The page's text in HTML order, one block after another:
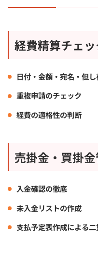
経費精算チェ
日付・金額・宛名・但
重複申請のチェック
経費の適格性の判断
売掛金・買掛
入金確認の徹底
未入金リストの作成
支払予定表作成による